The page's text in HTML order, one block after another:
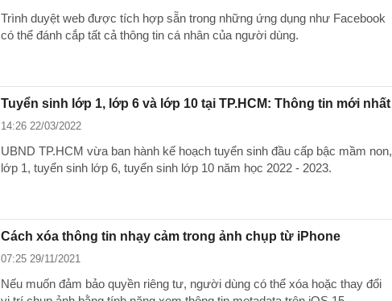
Trình duyệt web được tích hợp sẵn trong những ứng dụng như Facebook
có thể đánh cắp tất cả thông tin cá nhân của người dùng.
Tuyển sinh lớp 1, lớp 6 và lớp 10 tại TP.HCM: Thông tin mới nhất
14:26 22/03/2022
UBND TP.HCM vừa ban hành kế hoạch tuyển sinh đầu cấp bậc mầm non,
lớp 1, tuyển sinh lớp 6, tuyển sinh lớp 10 năm học 2022 - 2023.
Cách xóa thông tin nhạy cảm trong ảnh chụp từ iPhone
07:25 29/11/2021
Nếu muốn đảm bảo quyền riêng tư, người dùng có thể xóa hoặc thay đổi